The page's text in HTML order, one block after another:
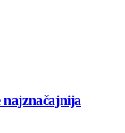
najznačajnija